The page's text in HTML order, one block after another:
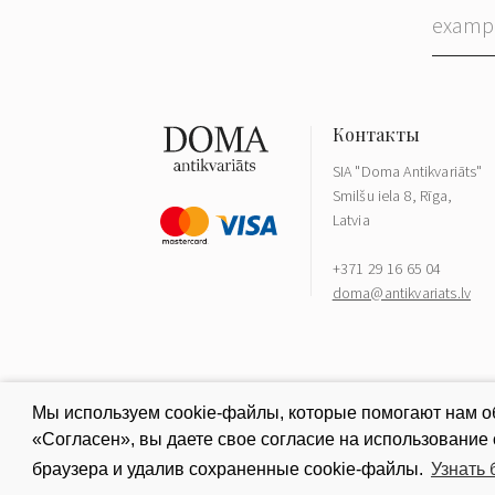
SIA "Doma Antikvariāts"
Smilšu iela 8, Rīga,
Latvia
+371 29 16 65 04
doma@antikvariats.lv
Мы используем cookie-файлы, которые помогают нам
«Согласен», вы даете свое согласие на
браузера и удалив сохраненные cookie-файлы. Узнать